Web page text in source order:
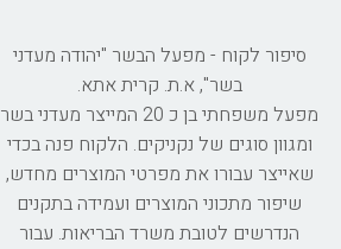
סיפור לקוח - מפעל הבשר "יהודה מעדני
בשר", א.ת. קרית אתא.
מפעל משפחתי בן כ 20 המייצר מעדני בשר
ומגוון סוגים של נקניקים. הלקוח פנה בכדי
שאייצר עבורו את מפרטי המוצרים מחדש,
שיפור מתכוני המוצרים ועמידה בתקנים
הנדרשים לטובת משרד הבריאות. עבור